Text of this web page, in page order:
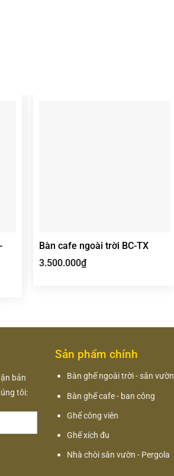
Bàn cafe ngoài trời BC-TX
3.500.000₫
bản
tôi:
Sản phẩm chính
Bàn ghế ngoài trời - sân vườn
Bàn ghế cafe - ban công
Ghế công viên
Ghế xích đu
Nhà chòi sân vườn - Pergola